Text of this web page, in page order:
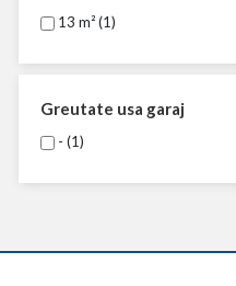
13 m² (1)
Greutate usa garaj
- (1)